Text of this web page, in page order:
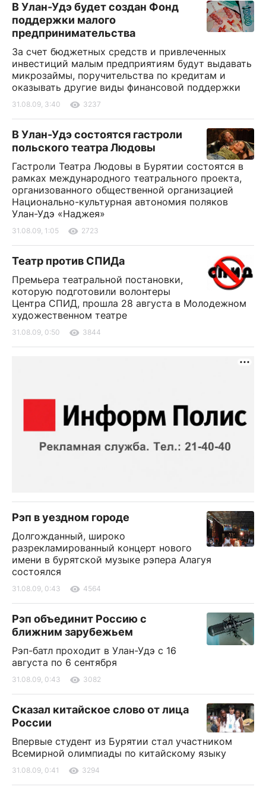
В Улан-Удэ будет создан Фонд
поддержки малого
предпринимательства
За счет бюджетных средств и привлеченных
инвестиций малым предприятиям будут выдавать
микрозаймы, поручительства по кредитам и
оказывать другие виды финансовой поддержки
31.08.09, 3:40 3237
В Улан-Удэ состоятся гастроли
польского театра Людовы
Гастроли Театра Людовы в Бурятии состоятся в
рамках международного театрального проекта,
организованного общественной организацией
Национально-культурная автономия поляков
Улан-Удэ «Наджея»
31.08.09, 1:05 2723
Театр против СПИДа
Премьера театральной постановки,
которую подготовили волонтеры
Центра СПИД, прошла 28 августа в Молодежном
художественном театре
31.08.09, 0:50 3844
Рэп в уездном городе
Долгожданный, широко
разрекламированный концерт нового
имени в бурятской музыке рэпера Алагуя
состоялся
31.08.09, 0:43 4564
Рэп объединит Россию с
ближним зарубежьем
Рэп-батл проходит в Улан-Удэ с 16
августа по 6 сентября
31.08.09, 0:43 3082
Сказал китайское слово от лица
России
Впервые студент из Бурятии стал участником
Всемирной олимпиады по китайскому языку
31.08.09, 0:41 3294